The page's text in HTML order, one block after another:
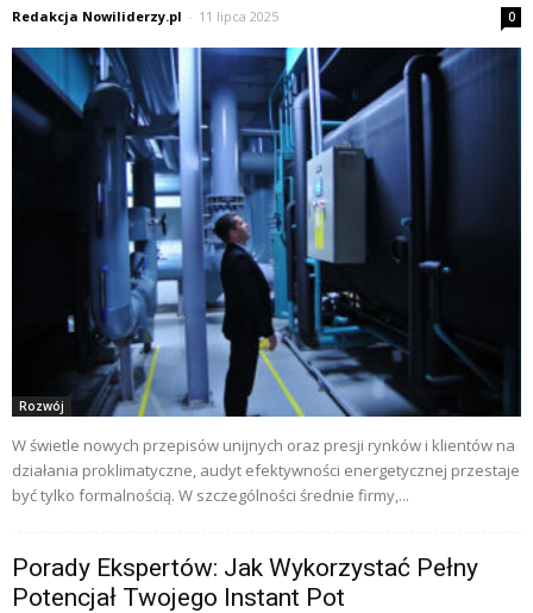
Redakcja Nowiliderzy.pl - 11 lipca 2025 0
Rozwój
W świetle nowych przepisów unijnych oraz presji rynków i klientów na
działania proklimatyczne, audyt efektywności energetycznej przestaje
być tylko formalnością. W szczególności średnie firmy,...
Porady Ekspertów: Jak Wykorzystać Pełny
Potencjał Twojego Instant Pot